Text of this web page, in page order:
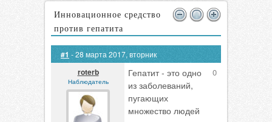
Инновационное средство
против гепатита
#1 - 28 марта 2017, вторник
roterb
Наблюдатель
0
Гепатит - это одно
из заболеваний,
пугающих
множество людей